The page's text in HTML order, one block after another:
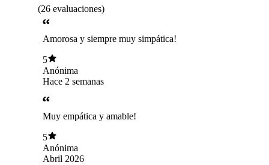
(26 evaluaciones)
Amorosa y siempre muy simpática!
5
Anónima
Hace 2 semanas
Muy empática y amable!
5
Anónima
Abril 2026